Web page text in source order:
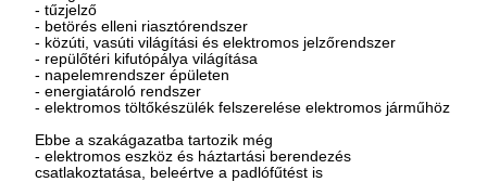
- tűzjelző
- betörés elleni riasztórendszer
- közúti, vasúti világítási és elektromos jelzőrendszer
- repülőtéri kifutópálya világítása
- napelemrendszer épületen
- energiatároló rendszer
- elektromos töltőkészülék felszerelése elektromos járműhöz
Ebbe a szakágazatba tartozik még
- elektromos eszköz és háztartási berendezés
csatlakoztatása, beleértve a padlófűtést is